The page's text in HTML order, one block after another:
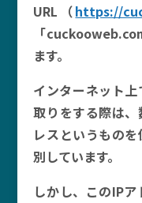
URL（https://
「
ます。
インターネット
取りをする際は
レスというもの
別しています。
しかし、このIP